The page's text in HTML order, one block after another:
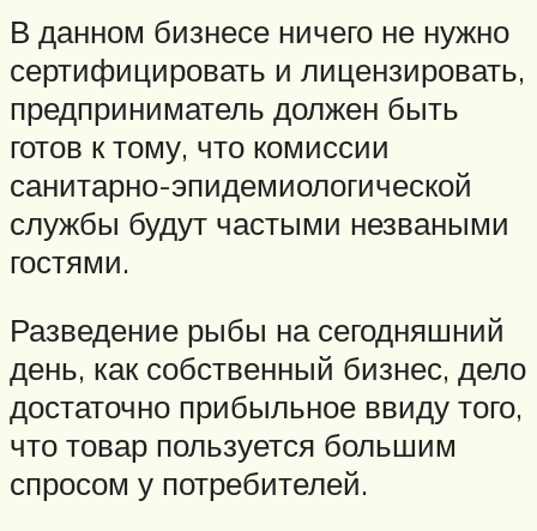
В данном бизнесе ничего не нужно
сертифицировать и лицензировать,
предприниматель должен быть
готов к тому, что комиссии
санитарно-эпидемиологической
службы будут частыми незваными
гостями.
Разведение рыбы на сегодняшний
день, как собственный бизнес, дело
достаточно прибыльное ввиду того,
что товар пользуется большим
спросом у потребителей.